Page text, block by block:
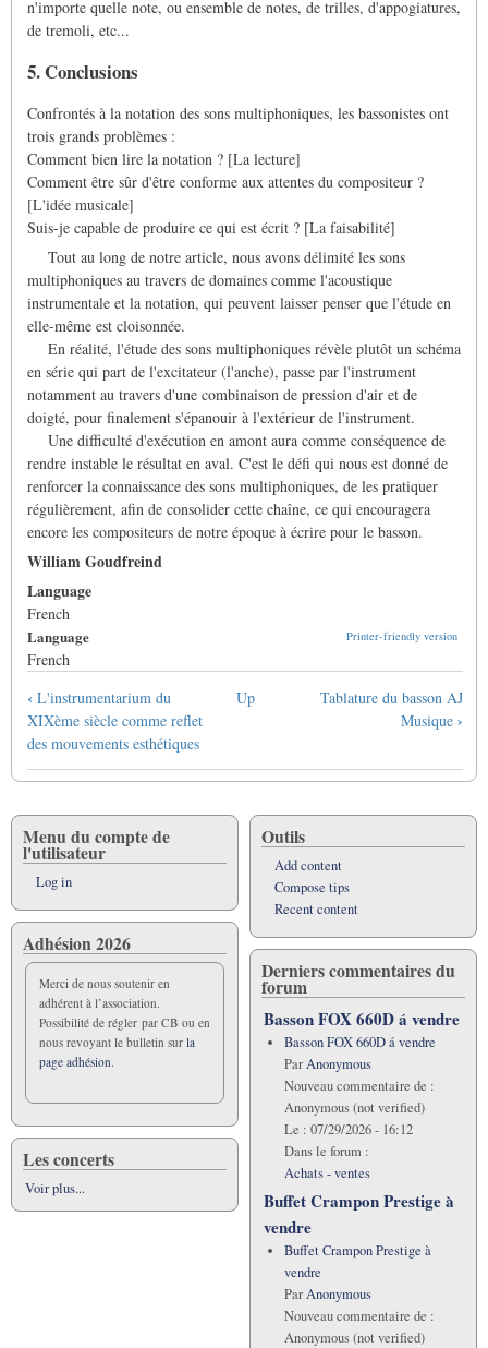
n'importe quelle note, ou ensemble de notes, de trilles, d'appogiatures,
de tremoli, etc...
5. Conclusions
Confrontés à la notation des sons multiphoniques, les bassonistes ont
trois grands problèmes :
Comment bien lire la notation ? [La lecture]
Comment être sûr d'être conforme aux attentes du compositeur ?
[L'idée musicale]
Suis-je capable de produire ce qui est écrit ? [La faisabilité]
Tout au long de notre article, nous avons délimité les sons
multiphoniques au travers de domaines comme l'acoustique
instrumentale et la notation, qui peuvent laisser penser que l'étude en
elle-même est cloisonnée.
En réalité, l'étude des sons multiphoniques révèle plutôt un schéma
en série qui part de l'excitateur (l'anche), passe par l'instrument
notamment au travers d'une combinaison de pression d'air et de
doigté, pour finalement s'épanouir à l'extérieur de l'instrument.
Une difficulté d'exécution en amont aura comme conséquence de
rendre instable le résultat en aval. C'est le défi qui nous est donné de
renforcer la connaissance des sons multiphoniques, de les pratiquer
régulièrement, afin de consolider cette chaîne, ce qui encouragera
encore les compositeurs de notre époque à écrire pour le basson.
William Goudfreind
Language
French
Printer-friendly version
Language
French
Book
traversal
links
for
Sons
multiphoniques
au
basson
définition,
principes
physiques
et
notations
‹ L'instrumentarium du
XIXème siècle comme reflet
des mouvements esthétiques
Up
Tablature du basson AJ
Musique ›
Menu du compte de
l'utilisateur
Log in
Adhésion 2026
Merci de nous soutenir en
adhérent à l’association.
Possibilité de régler par CB ou en
nous revoyant le bulletin sur la
page adhésion.
Les concerts
Voir plus...
Outils
Add content
Compose tips
Recent content
Derniers commentaires du
forum
Basson FOX 660D á vendre
Basson FOX 660D á vendre
ParAnonymous
Nouveau commentaire de :
Anonymous (not verified)
Le : 07/29/2026 - 16:12
Dans le forum :
Achats - ventes
Buffet Crampon Prestige à
vendre
Buffet Crampon Prestige à
vendre
ParAnonymous
Nouveau commentaire de :
Anonymous (not verified)